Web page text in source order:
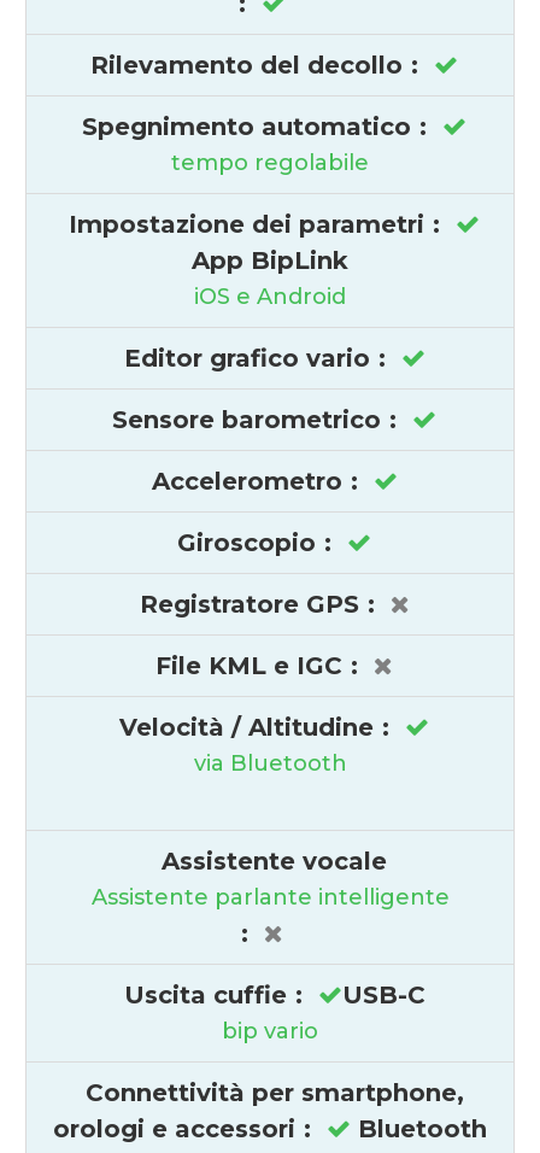
Rilevamento del decollo :
Spegnimento automatico :
tempo regolabile
Impostazione dei parametri :
App BipLink
iOS e Android
Editor grafico vario :
Sensore barometrico :
Accelerometro :
Giroscopio :
Registratore GPS :
File KML e IGC :
Velocità / Altitudine :
via Bluetooth
Assistente vocale
Assistente parlante intelligente
:
Uscita cuffie : USB-C
bip vario
Connettività per smartphone,
orologi e accessori :
Bluetooth